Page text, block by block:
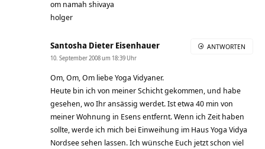
om namah shivaya
holger
Santosha Dieter Eisenhauer
10. September 2008 um 18:39 Uhr
Om, Om, Om liebe Yoga Vidyaner.
Heute bin ich von meiner Schicht gekommen, und habe
gesehen, wo Ihr ansässig werdet. Ist etwa 40 min von
meiner Wohnung in Esens entfernt. Wenn ich Zeit haben
sollte, werde ich mich bei Einweihung im Haus Yoga Vidya
Nordsee sehen lassen. Ich wünsche Euch jetzt schon viel
ANTWORTEN